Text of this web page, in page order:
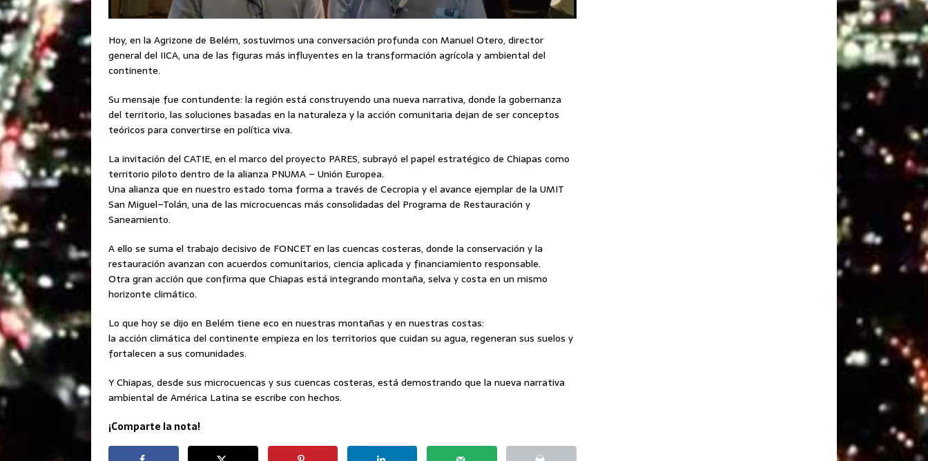
Hoy, en la Agrizone de Belém, sostuvimos una conversación profunda con Manuel Otero, director
general del IICA, una de las figuras más influyentes en la transformación agrícola y ambiental del
continente.
Su mensaje fue contundente: la región está construyendo una nueva narrativa, donde la gobernanza
del territorio, las soluciones basadas en la naturaleza y la acción comunitaria dejan de ser conceptos
teóricos para convertirse en política viva.
La invitación del CATIE, en el marco del proyecto PARES, subrayó el papel estratégico de Chiapas como
territorio piloto dentro de la alianza PNUMA – Unión Europea.
Una alianza que en nuestro estado toma forma a través de Cecropia y el avance ejemplar de la UMIT
San Miguel–Tolán, una de las microcuencas más consolidadas del Programa de Restauración y
Saneamiento.
A ello se suma el trabajo decisivo de FONCET en las cuencas costeras, donde la conservación y la
restauración avanzan con acuerdos comunitarios, ciencia aplicada y financiamiento responsable.
Otra gran acción que confirma que Chiapas está integrando montaña, selva y costa en un mismo
horizonte climático.
Lo que hoy se dijo en Belém tiene eco en nuestras montañas y en nuestras costas:
la acción climática del continente empieza en los territorios que cuidan su agua, regeneran sus suelos y
fortalecen a sus comunidades.
Y Chiapas, desde sus microcuencas y sus cuencas costeras, está demostrando que la nueva narrativa
ambiental de América Latina se escribe con hechos.
¡Comparte la nota!